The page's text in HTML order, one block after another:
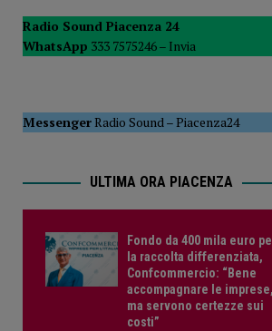
PIACENZA
[ 15 Luglio 2026 ] Sei ordigni
Radio Sound Piacenza 24
WhatsApp 333 7575246 – Invia
MessengerRadio Sound–Piacenza24
ULTIMA ORA PIACENZA
Fondo da 400 mila euro
la raccolta differenziata,
Confcommercio: “Bene
accompagnare le imprese,
ma servono certezze sui
costi”